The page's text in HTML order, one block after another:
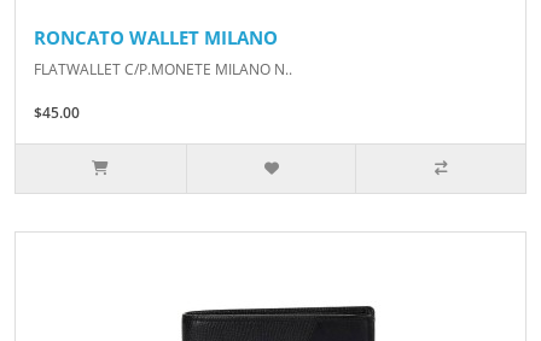
RONCATO WALLET MILANO
FLATWALLET C/P.MONETE MILANO N..
$45.00